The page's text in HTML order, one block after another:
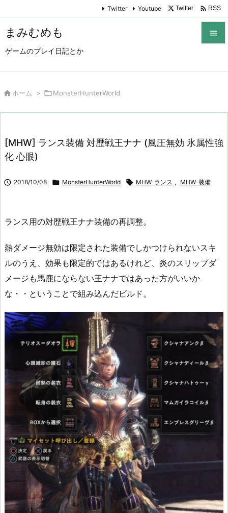
まみむめも
ゲームのプレイ日記とか

次へ
Twitter Youtube Twitter  RSS
 ホーム > MonsterHunterWorld
[MHW] ランス装備 対歴戦王ナナ (風圧無効 氷属性強
化 心眼)
 2018/10/08  MonsterHunterWorld  MHW-ランス , MHW-装備
ランス用の対歴戦王ナナ装備の再調整。
熱ダメージ無効は限定された装備でしかつけられないスキ
ルのうえ、効果も限定的ではあるけれど、炎のスリップダ
メージも馬鹿にならない王ナナではあった方がいいか
な・・ということで組み込んだビルド。